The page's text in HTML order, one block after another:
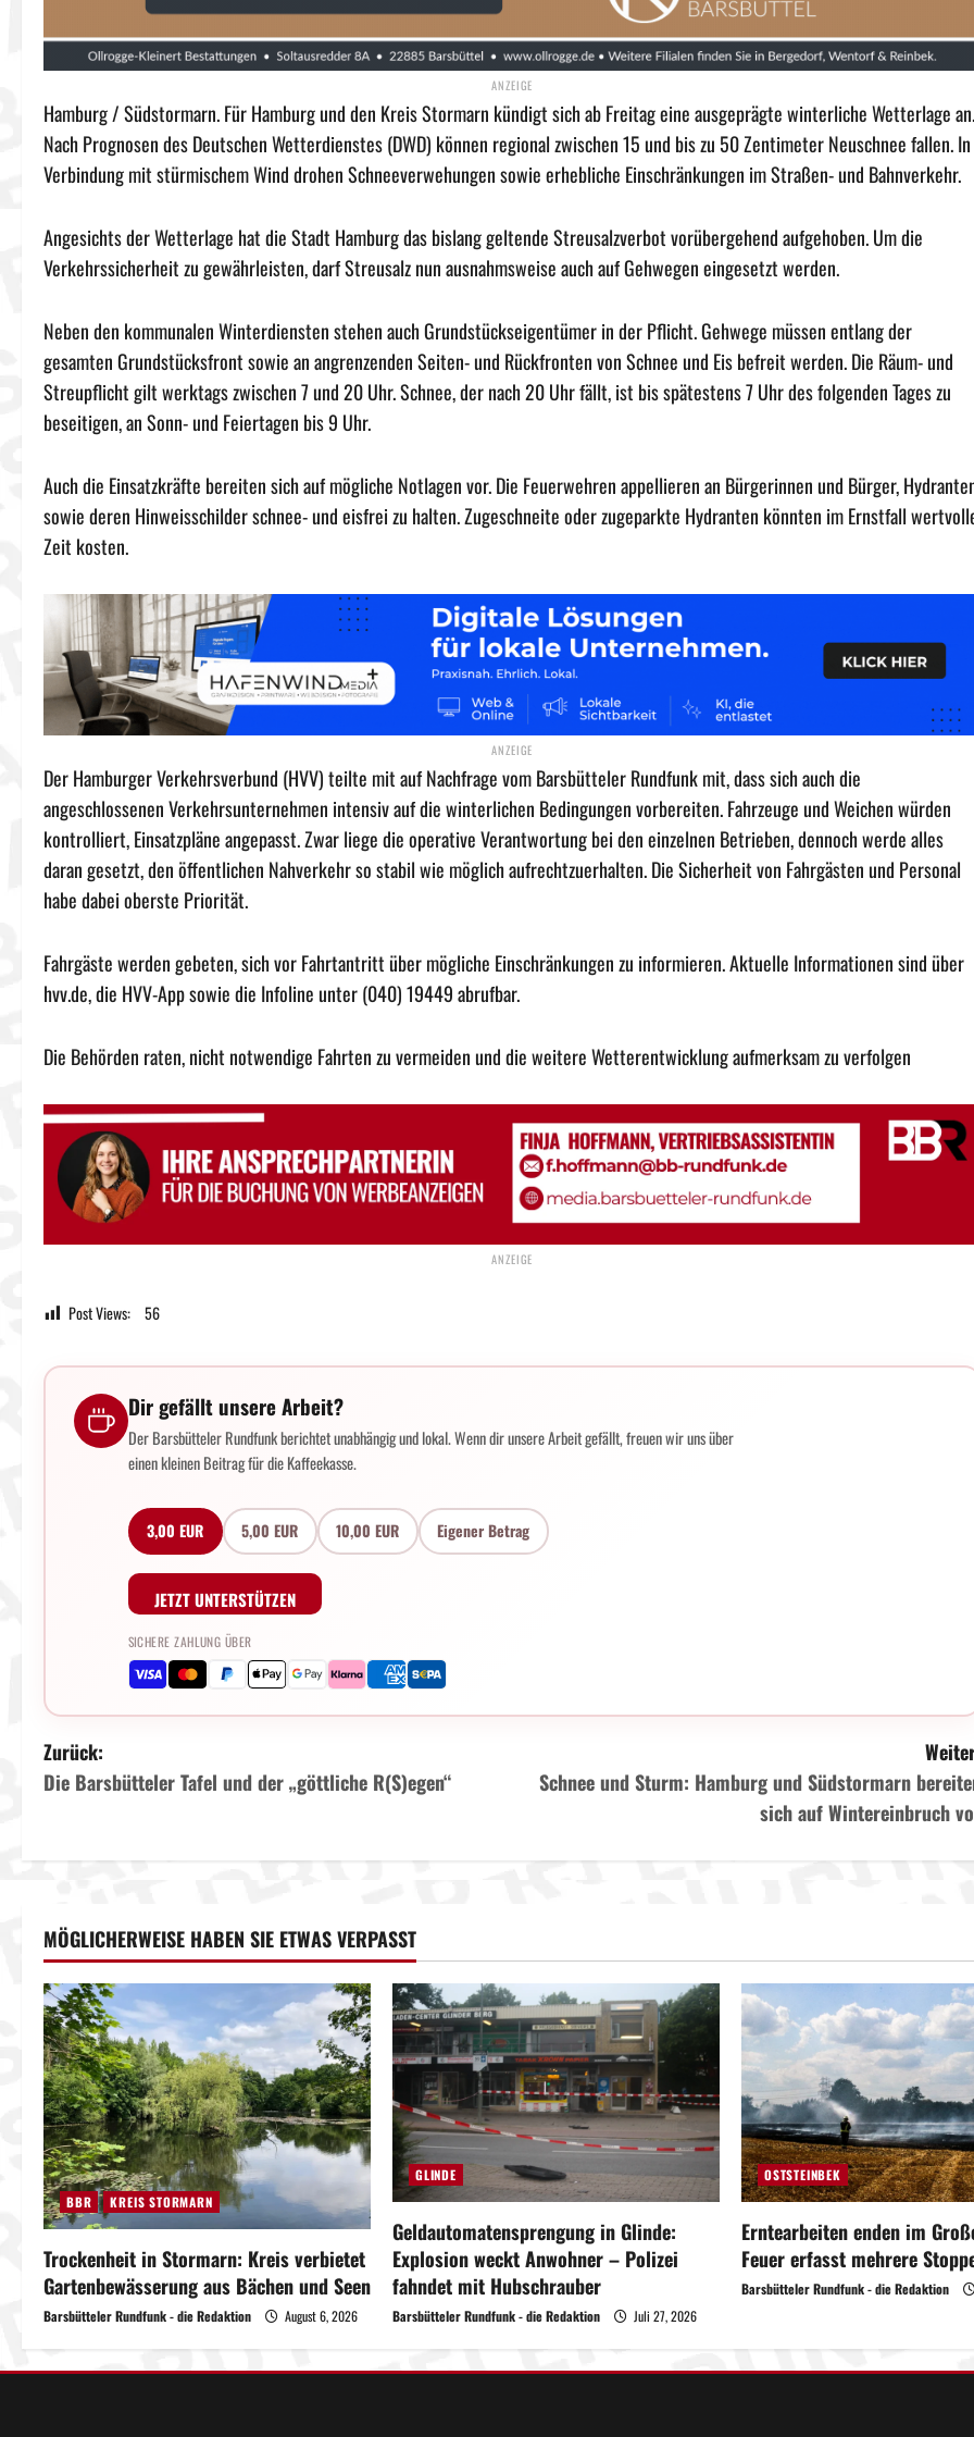
Hamburg / Südstormarn. Für Hamburg und den Kreis Stormarn kündigt sich ab Freitag eine ausgeprägte winterliche Wetterlage an.
Nach Prognosen des Deutschen Wetterdienstes (DWD) können regional zwischen 15 und bis zu 50 Zentimeter Neuschnee fallen. In
Verbindung mit stürmischem Wind drohen Schneeverwehungen sowie erhebliche Einschränkungen im Straßen- und Bahnverkehr.
Angesichts der Wetterlage hat die Stadt Hamburg das bislang geltende Streusalzverbot vorübergehend aufgehoben. Um die
Verkehrssicherheit zu gewährleisten, darf Streusalz nun ausnahmsweise auch auf Gehwegen eingesetzt werden.
Neben den kommunalen Winterdiensten stehen auch Grundstückseigentümer in der Pflicht. Gehwege müssen entlang der
gesamten Grundstücksfront sowie an angrenzenden Seiten- und Rückfronten von Schnee und Eis befreit werden. Die Räum- und
Streupflicht gilt werktags zwischen 7 und 20 Uhr. Schnee, der nach 20 Uhr fällt, ist bis spätestens 7 Uhr des folgenden Tages zu
beseitigen, an Sonn- und Feiertagen bis 9 Uhr.
Auch die Einsatzkräfte bereiten sich auf mögliche Notlagen vor. Die Feuerwehren appellieren an Bürgerinnen und Bürger,
sowie deren Hinweisschilder schnee- und eisfrei zu halten. Zugeschneite oder zugeparkte Hydranten könnten im Ernstfall
Zeit kosten.
Der Hamburger Verkehrsverbund (HVV) teilte mit auf Nachfrage vom Barsbütteler Rundfunk mit, dass sich auch die
angeschlossenen Verkehrsunternehmen intensiv auf die winterlichen Bedingungen vorbereiten. Fahrzeuge und Weichen würden
kontrolliert, Einsatzpläne angepasst. Zwar liege die operative Verantwortung bei den einzelnen Betrieben, dennoch werde alles
daran gesetzt, den öffentlichen Nahverkehr so stabil wie möglich aufrechtzuerhalten. Die Sicherheit von Fahrgästen und Personal
habe dabei oberste Priorität.
Fahrgäste werden gebeten, sich vor Fahrtantritt über mögliche Einschränkungen zu informieren. Aktuelle Informationen sind über
hvv.de, die HVV-App sowie die Infoline unter (040) 19449 abrufbar.
Die Behörden raten, nicht notwendige Fahrten zu vermeiden und die weitere Wetterentwicklung aufmerksam zu verfolgen
Post Views: 56
Dir gefällt unsere Arbeit?
Der Barsbütteler Rundfunk berichtet unabhängig und lokal. Wenn dir unsere Arbeit gefällt, freuen wir uns über
einen kleinen Beitrag für die Kaffeekasse.
3,00 EUR 5,00 EUR 10,00 EUR Eigener Betrag
JETZT UNTERSTÜTZEN
SICHERE ZAHLUNG ÜBER
B
e
i
r
a
g
s
n
a
v
i
g
a
Zurück:
Die Barsbütteler Tafel und der „göttliche R(S)egen“
Schnee und Sturm: Hamburg und Südstormarn
sich auf Wintereinbruch
MÖGLICHERWEISE HABEN SIE ETWAS VERPASST
BBR KREIS STORMARN
Trockenheit in Stormarn: Kreis verbietet
Gartenbewässerung aus Bächen und Seen
Barsbütteler Rundfunk - die Redaktion August 6, 2026
GLINDE
Geldautomatensprengung in Glinde:
Explosion weckt Anwohner – Polizei
fahndet mit Hubschrauber
Barsbütteler Rundfunk - die Redaktion Juli 27, 2026
OSTSTEINBEK
Erntearbeiten enden im
Feuer erfasst mehrere
Barsbütteler Rundfunk - die Redaktion